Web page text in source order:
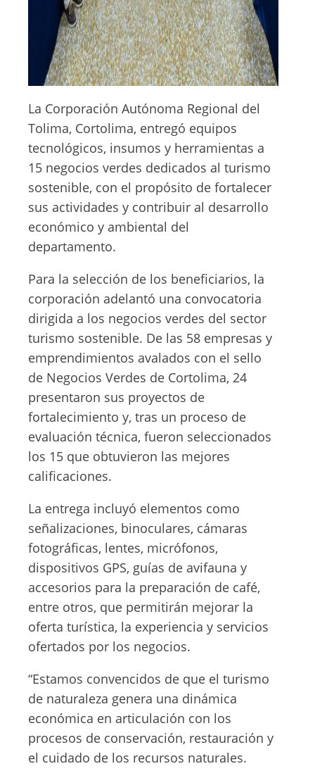
La Corporación Autónoma Regional del
Tolima, Cortolima, entregó equipos
tecnológicos, insumos y herramientas a
15 negocios verdes dedicados al turismo
sostenible, con el propósito de fortalecer
sus actividades y contribuir al desarrollo
económico y ambiental del
departamento.
Para la selección de los beneficiarios, la
corporación adelantó una convocatoria
dirigida a los negocios verdes del sector
turismo sostenible. De las 58 empresas y
emprendimientos avalados con el sello
de Negocios Verdes de Cortolima, 24
presentaron sus proyectos de
fortalecimiento y, tras un proceso de
evaluación técnica, fueron seleccionados
los 15 que obtuvieron las mejores
calificaciones.
La entrega incluyó elementos como
señalizaciones, binoculares, cámaras
fotográficas, lentes, micrófonos,
dispositivos GPS, guías de avifauna y
accesorios para la preparación de café,
entre otros, que permitirán mejorar la
oferta turística, la experiencia y servicios
ofertados por los negocios.
“Estamos convencidos de que el turismo
de naturaleza genera una dinámica
económica en articulación con los
procesos de conservación, restauración y
el cuidado de los recursos naturales.